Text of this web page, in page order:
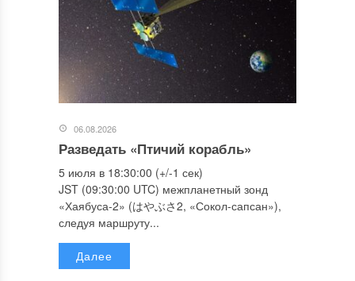
06.08.2026
Разведать «Птичий корабль»
5 июля в 18:30:00 (+/-1 сек)
JST (09:30:00 UTC) межпланетный зонд
«Хаябуса-2» (はやぶさ2, «Сокол-сапсан»),
следуя маршруту...
Далее